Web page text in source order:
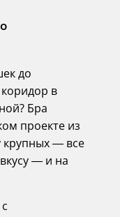
до
в
Бра
проекте из
крупных — все
— и на